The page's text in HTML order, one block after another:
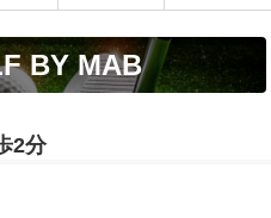
BY MAB
2分